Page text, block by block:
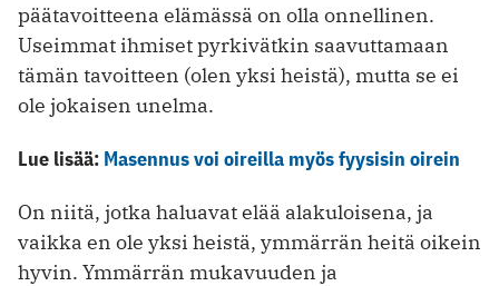
päätavoitteena elämässä on olla onnellinen.
Useimmat ihmiset pyrkivätkin saavuttamaan
tämän tavoitteen (olen yksi heistä), mutta se ei
ole jokaisen unelma.
Lue lisää: Masennus voi oireilla myös fyysisin oirein
On niitä, jotka haluavat elää alakuloisena, ja
vaikka en ole yksi heistä, ymmärrän heitä oikein
hyvin. Ymmärrän mukavuuden ja